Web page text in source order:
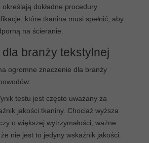
dokładne procedury
które tkanina musi spełnić, aby
na ścieranie.
branży tekstylnej
ogromne znaczenie dla branży
testu jest często uważany za
jakości tkaniny. Chociaż wyższa
o większej wytrzymałości, ważne
nie jest to jedyny wskaźnik jakości.